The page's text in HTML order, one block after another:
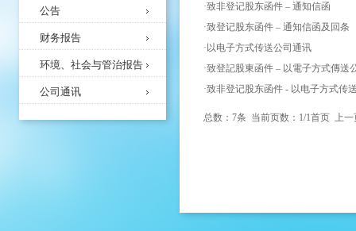
公告
财务报告
环境、社会与管治报告
公司通讯
·致非登记股东函件 – 通知信函
·致登记股东函件 – 通知信函及回条
· 以电子方式传送公司通讯
·致登記股東函件 – 以電子方式傳送
·致非登记股东函件 - 以电子方式传
总数：7条 当前页数： 1/1首页 上